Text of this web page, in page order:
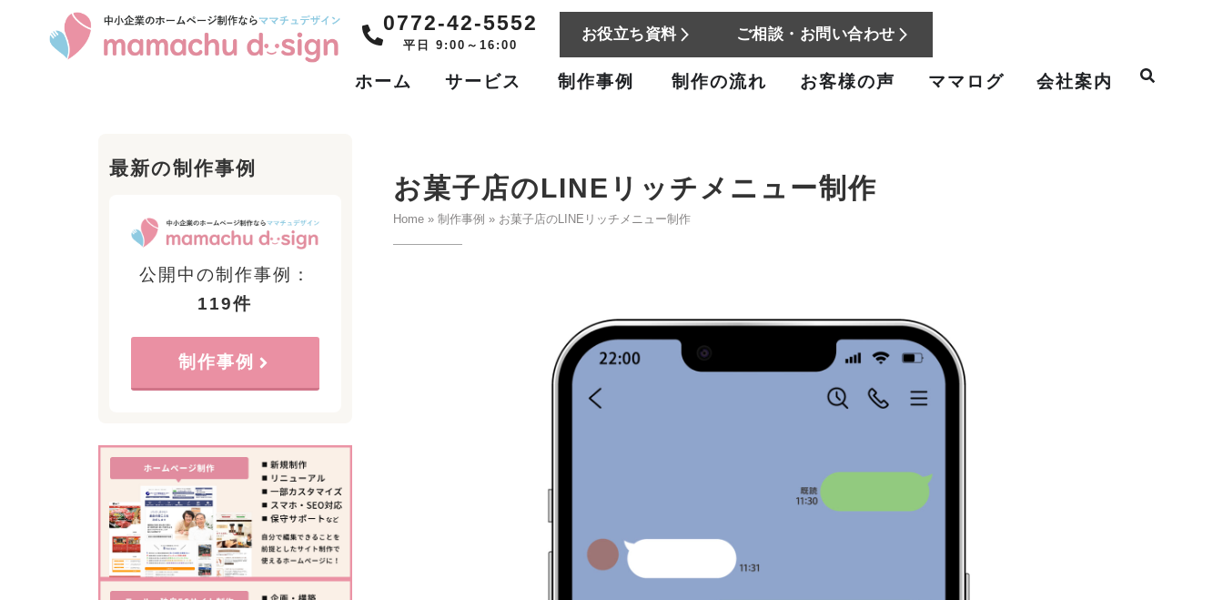
0772-42-5552
平日 9:00～16:00
お役立ち資料 ご相談・お問い合わせ
ホーム サービス 制作事例 制作の流れ お客様の声 ママログ 会社案内
最新の制作事例
公開中の制作事例：
119件
制作事例
お菓子店のLINEリッチメニュー制作
Home» 制作事例 » お菓子店のLINEリッチメニュー制作